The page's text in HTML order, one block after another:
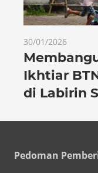
30/01/2026
Ikhtiar
di Labirin
Pedoman